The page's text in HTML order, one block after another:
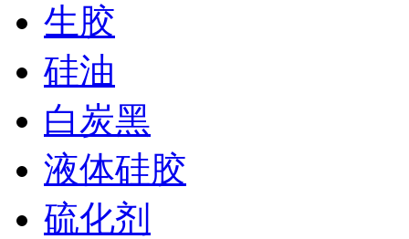
生胶
硅油
白炭黑
液体硅胶
硫化剂